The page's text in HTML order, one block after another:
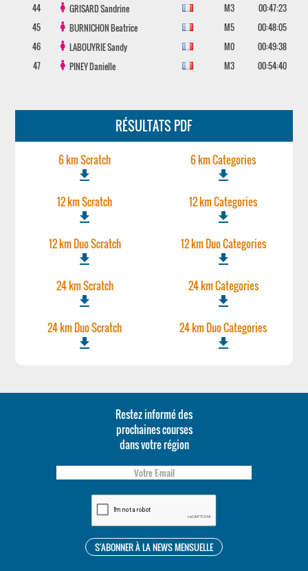
44
GRISARDSandrine M3
00:47:23
45
BURNICHONBeatrice M5
00:48:05
46
LABOUYRIESandy M0
00:49:38
47
PINEYDanielle M3 00:54:40
RÉSULTATS PDF
6 km Scratch
file_download
6 km Categories
file_download
12 km Scratch
file_download
12 km Categories
file_download
12 km Duo Scratch
file_download
12 km Duo Categories
file_download
24 km Scratch
file_download
24 km Categories
file_download
24 km Duo Scratch
file_download
24 km Duo Categories
file_download
Restez informé des
prochaines courses
dans votre région